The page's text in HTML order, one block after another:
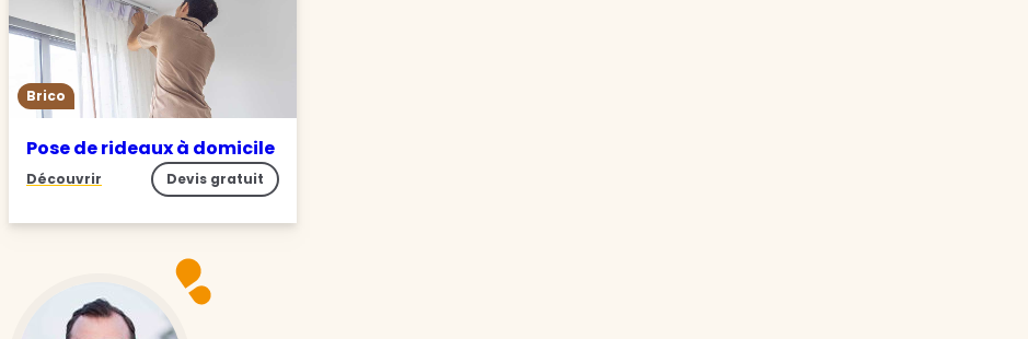
Brico
Pose de rideaux à domicile
Découvrir Devis gratuit